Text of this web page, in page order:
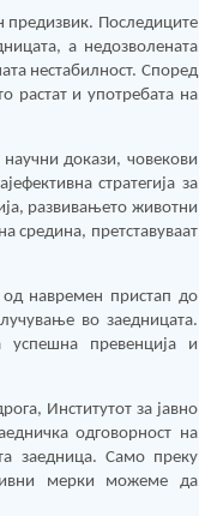
предизвик. Последиците
а недозволената
нестабилност. Според
растат и употребата на
докази, човекови
стратегија за
развивањето животни
средина, претставуваат
навремен пристап до
во заедницата.
успешна превенција и
Институтот за јавно
одговорност на
заедница. Само преку
мерки можеме да